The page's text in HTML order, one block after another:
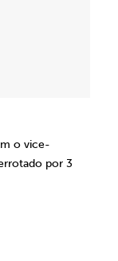
o vice-
por 3